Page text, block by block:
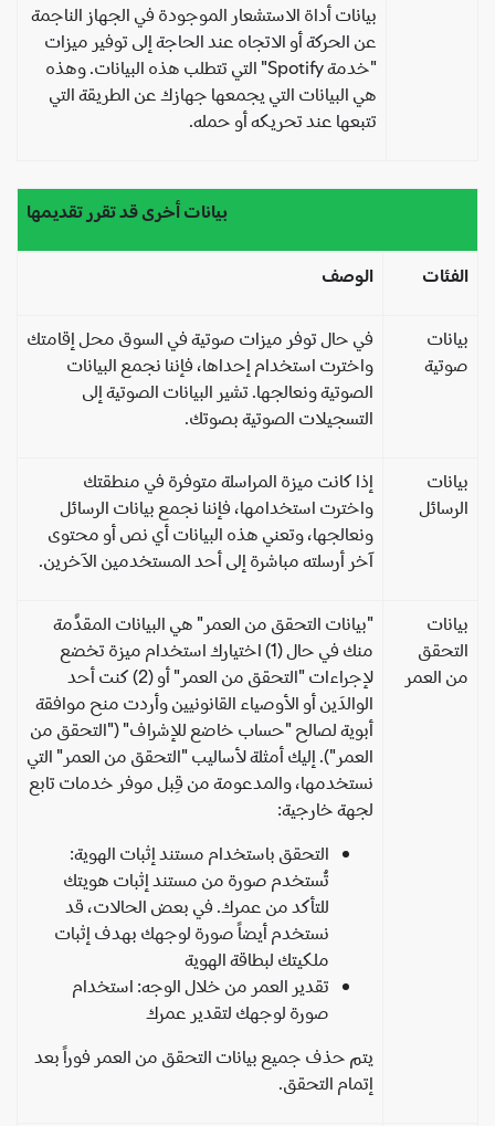
بيانات أداة الاستشعار الموجودة في الجهاز الناجمة
عن الحركة أو الاتجاه عند الحاجة إلى توفير ميزات
"خدمة Spotify" التي تتطلب هذه البيانات. وهذه
هي البيانات التي يجمعها جهازك عن الطريقة التي
تتبعها عند تحريكه أو حمله.
بيانات أخرى قد تقرر تقديمها
الوصف
في حال توفر ميزات صوتية في السوق محل إقامتك
واخترت استخدام إحداها، فإننا نجمع البيانات
الصوتية ونعالجها. تشير البيانات الصوتية إلى
التسجيلات الصوتية بصوتك.
إذا كانت ميزة المراسلة متوفرة في منطقتك
واخترت استخدامها، فإننا نجمع بيانات الرسائل
ونعالجها، وتعني هذه البيانات أي نص أو محتوى
آخر أرسلته مباشرة إلى أحد المستخدمين الآخرين.
العمر
"بيانات التحقق من العمر" هي البيانات المقدَّمة
منك في حال (1) اختيارك استخدام ميزة تخضع
لإجراءات "التحقق من العمر" أو (2) كنت أحد
الوالدَين أو الأوصياء القانونيين وأردت منح موافقة
أبوية لصالح "حساب خاضع للإشراف" ("التحقق من
العمر"). إليك أمثلة لأساليب "التحقق من العمر" التي
نستخدمها، والمدعومة من قِبل موفر خدمات تابع
لجهة خارجية:
التحقق باستخدام مستند إثبات الهوية:
تُستخدم صورة من مستند إثبات هويتك
للتأكد من عمرك. في بعض الحالات، قد
نستخدم أيضاً صورة لوجهك بهدف إثبات
ملكيتك لبطاقة الهوية
تقدير العمر من خلال الوجه: استخدام
صورة لوجهك لتقدير عمرك
يتم حذف جميع بيانات التحقق من العمر فوراً بعد
إتمام التحقق.